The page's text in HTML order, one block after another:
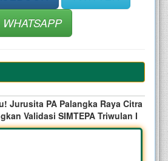
WHATSAPP
Jurusita PA Palangka Raya Citra
Validasi SIMTEPA Triwulan I